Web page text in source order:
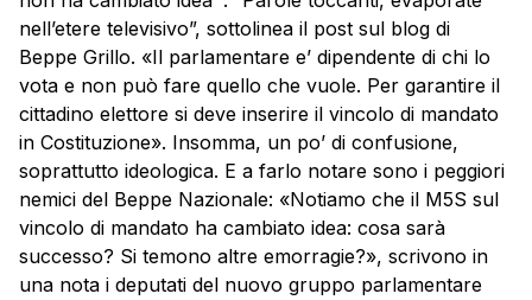
nell’etere televisivo”, sottolinea il post sul blog di
Beppe Grillo. «Il parlamentare e’ dipendente di chi lo
vota e non può fare quello che vuole. Per garantire il
cittadino elettore si deve inserire il vincolo di mandato
in Costituzione». Insomma, un po’ di confusione,
soprattutto ideologica. E a farlo notare sono i peggiori
nemici del Beppe Nazionale: «Notiamo che il M5S sul
vincolo di mandato ha cambiato idea: cosa sarà
successo? Si temono altre emorragie?», scrivono in
una nota i deputati del nuovo gruppo parlamentare